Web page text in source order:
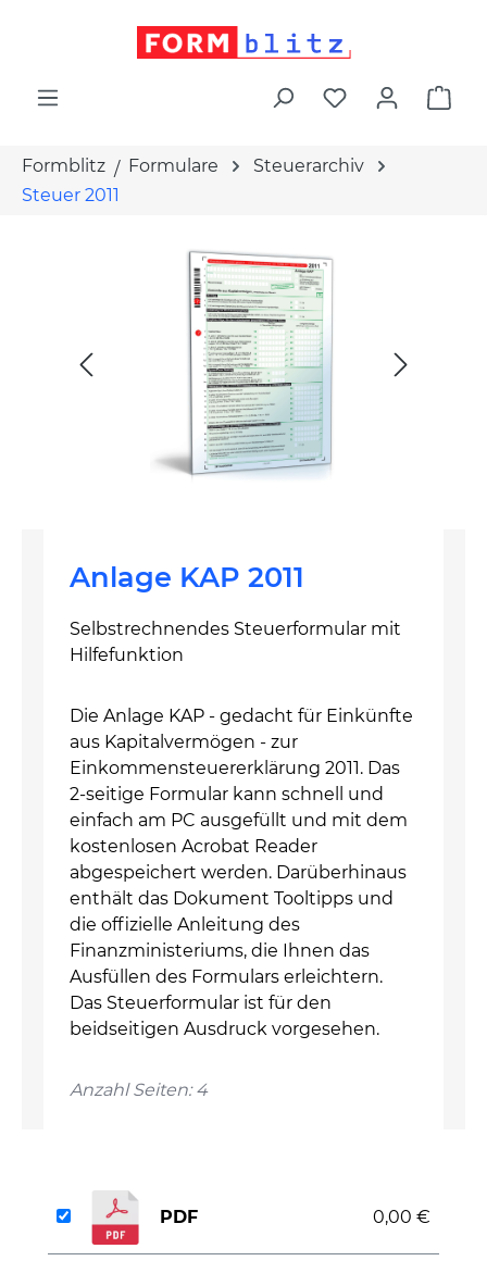
Formblitz Formulare
Steuerarchiv
Steuer 2011
Anlage KAP 2011
Selbstrechnendes Steuerformular mit
Hilfefunktion
Die Anlage KAP - gedacht für Einkünfte
aus Kapitalvermögen - zur
Einkommensteuererklärung 2011. Das
2-seitige Formular kann schnell und
einfach am PC ausgefüllt und mit dem
kostenlosen Acrobat Reader
abgespeichert werden. Darüberhinaus
enthält das Dokument Tooltipps und
die offizielle Anleitung des
Finanzministeriums, die Ihnen das
Ausfüllen des Formulars erleichtern.
Das Steuerformular ist für den
beidseitigen Ausdruck vorgesehen.
Anzahl Seiten: 4
PDF 0,00 €